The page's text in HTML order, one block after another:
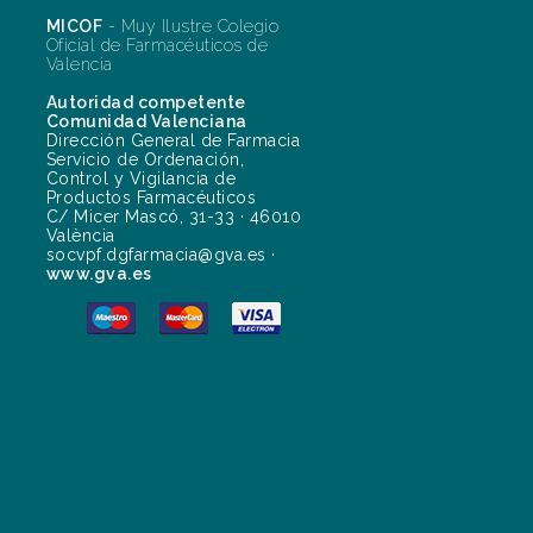
MICOF - Muy Ilustre Colegio
Oficial de Farmacéuticos de
Valencia
Autoridad competente
Comunidad Valenciana
Dirección General de Farmacia
Servicio de Ordenación,
Control y Vigilancia de
Productos Farmacéuticos
C/ Micer Mascó, 31-33 · 46010
València
socvpf.dgfarmacia@gva.es ·
www.gva.es